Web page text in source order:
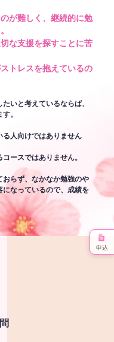
が難しく、継続的に勉
な支援を探すことに苦
トレスを抱えているの
いと考えているならば、
。
人向けではありません
ースではありません。
らず、なかなか勉強のや
なっているので、成績を
申込